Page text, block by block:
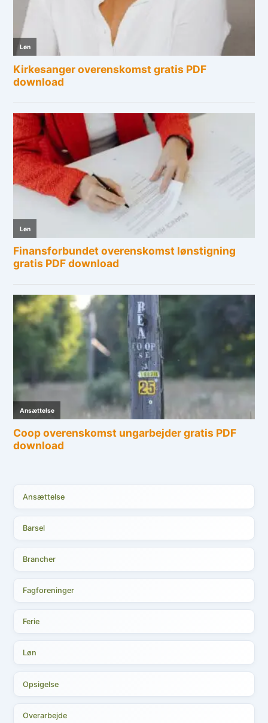
Ansættelse
Barsel
Brancher
Fagforeninger
Ferie
Løn
Opsigelse
Overarbejde